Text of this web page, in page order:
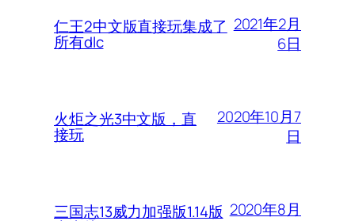
仁王2中文版直接玩集成了
所有dlc
2021年2月
6日
火炬之光3中文版，直
接玩
2020年10月7
日
三国志13威力加强版1.14版 2020年8月